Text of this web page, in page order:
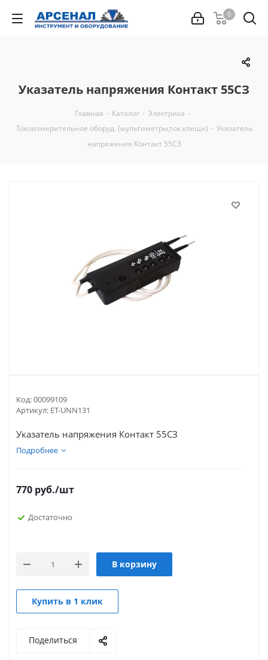
0
Указатель напряжения Контакт 55СЗ
Главная - Каталог - Электрика -
Токоизмерительное оборуд. (мультиметры,ток.клещи) - Указатель
напряжения Контакт 55СЗ
Код:00099109
Артикул: ET-UNN131
Указатель напряжения Контакт 55СЗ
Подробнее
770 руб./шт
Достаточно
В корзину
Купить в 1 клик
Поделиться